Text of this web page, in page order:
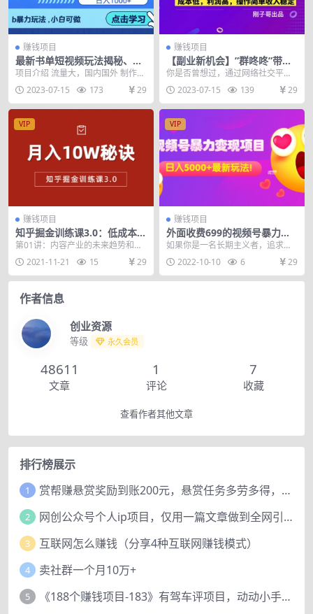
赚钱项目
最新书单短视频玩法揭秘、玩
好一天轻松4位数、简单暴利
项目介绍 流量大，国内国外 制作简
单，时间少 多平台多号，手机即可
项目操作流程...
2023-07-15 173 29
赚钱项目
【副业新机会】”群咚咚”带你0
成本赚钱，轻松实现社群变
现！
你是否曾想过，通过网络社交平台
赚取额外的收入？ 你是否期待有一
款产品，能让你不需...
2023-07-15 139 29
VIP
赚钱项目
知乎掘金训练课3.0：低成本，
可复制，流水线化先进操作模
式 月入10W秘诀
第01讲：内容产业的未来趋势和内
容变现的底层逻辑 第02讲：为什么
要在知乎赚钱 ...
2021-11-21 15 29
VIP
赚钱项目
外面收费699的视频号暴力变
现项目，日入5000+，简单易
操作当天见效果
如果你是一名长期主义者，追求持
续长久的正规管道收益，我建议你
好好学习视频号倒流公...
2022-10-10 6 29
作者信息
创业资源
等级 永久会员
48611
文章
1
评论
7
收藏
查看作者其他文章
排行榜展示
1 赏帮赚悬赏奖励到账200元，悬赏任务多劳多得，人人可做。
2 网创公众号个人ip项目，仅用一篇文章做到全网引流！
3 互联网怎么赚钱（分享4种互联网赚钱模式）
4 卖社群一个月10万+
5 《188个赚钱项目-183》有驾车评项目，动动小手，复制粘贴赚44元！